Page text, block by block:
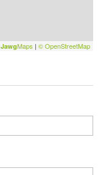
JawgMaps | © OpenStreetMap